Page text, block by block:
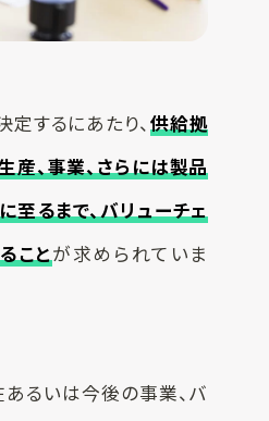
するにあたり、供給拠
産、事業、さらには製品
至るまで、バリューチェ
ことが求められていま
るいは今後の事業、バ